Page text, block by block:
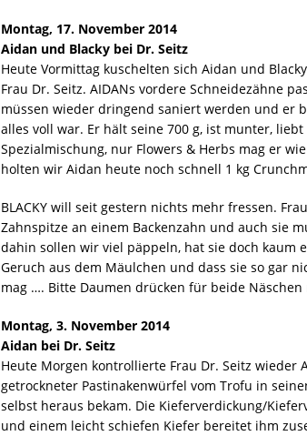
Montag, 17. November 2014
Aidan und Blacky bei Dr. Seitz
Heute Vormittag kuschelten sich Aidan und
Frau Dr. Seitz. AIDANs vordere Schneidezähne
müssen wieder dringend saniert werden und er
alles voll war. Er hält seine 700 g, ist munter,
Spezialmischung, nur Flowers & Herbs mag er
holten wir Aidan heute noch schnell 1 kg
BLACKY will seit gestern nichts mehr fressen.
Zahnspitze an einem Backenzahn und auch sie
dahin sollen wir viel päppeln, hat sie doch kaum
Geruch aus dem Mäulchen und dass sie so gar
mag …. Bitte Daumen drücken für beide Näschen
Montag, 3. November 2014
Aidan bei Dr. Seitz
Heute Morgen kontrollierte Frau Dr. Seitz wieder
getrockneter Pastinakenwürfel vom Trofu in
selbst heraus bekam. Die Kieferverdickung/
und einem leicht schiefen Kiefer bereitet ihm